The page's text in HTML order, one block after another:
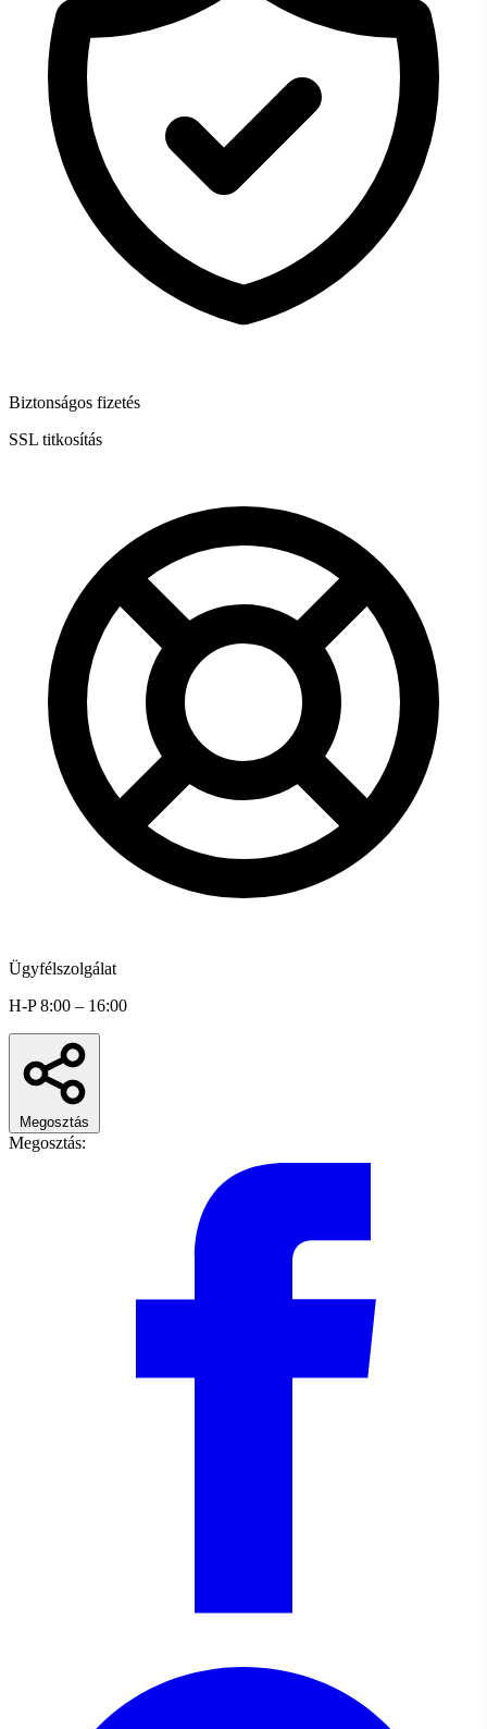
Biztonságos fizetés
SSL titkosítás
Ügyfélszolgálat
H-P 8:00 – 16:00
Megosztás
Megosztás: